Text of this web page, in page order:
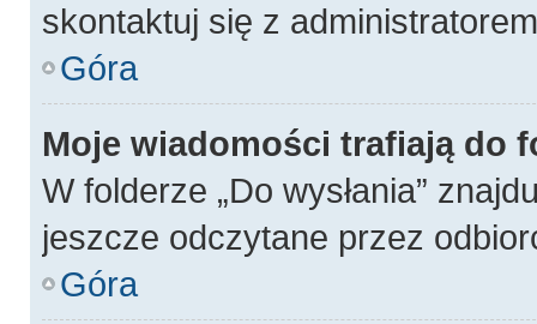
skontaktuj się z
Góra
Moje wiadomości trafiają do
W folderze „Do wysłania”
jeszcze odczytane przez
Góra